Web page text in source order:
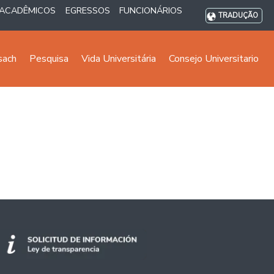
EGRESSOS FUNCIONÁRIOS TRADUÇÃO
Pesquisa Vida Universitária Consejo Universitario